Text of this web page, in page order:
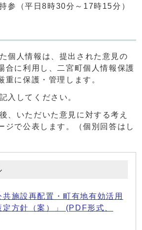
参（平日8時30分～17時15分）
個人情報は、提出された意見の
合に利用し、二宮町個人情報保護
重に保護・管理します。
入してください。
、いただいた意見に対する考え
ジで公表します。（個別回答はし
共施設再配置・町有地有効活用
定方針（案）」 (PDF形式、